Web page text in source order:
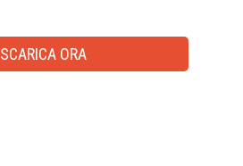
SCARICA ORA